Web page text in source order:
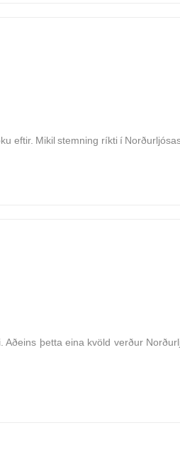
eftir. Mikil stemning ríkti í
þetta eina kvöld verður